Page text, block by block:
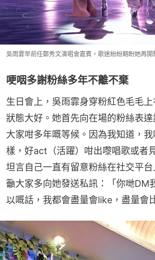
吳雨霏早前任鄭秀文演唱會嘉賓，歌迷紛紛期盼她再開
哽咽多謝粉絲多年不離不棄
生日會上，吳雨霏身穿粉紅色毛毛上
狀態大好。她首先向在場的粉絲表
大家咁多年嘅等候。因為我知道，
樣，好act（活躍）咁出嚟唱歌或者
坦言自己一直有留意粉絲在社交平
籲大家多向她發送私訊：「你哋DM
以嘅話，我都會盡量會like，盡量會